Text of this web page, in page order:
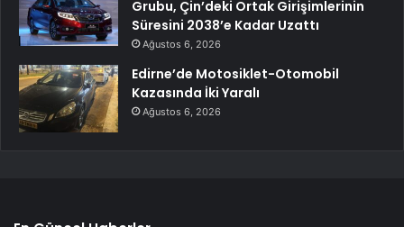
Grubu, Çin’deki Ortak Girişimlerinin
Süresini 2038’e Kadar Uzattı
Ağustos 6, 2026
Edirne’de Motosiklet-Otomobil
Kazasında İki Yaralı
Ağustos 6, 2026